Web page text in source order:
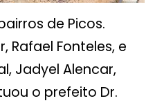
de Picos.
Rafael Fonteles, e
Jadyel Alencar,
o prefeito Dr.